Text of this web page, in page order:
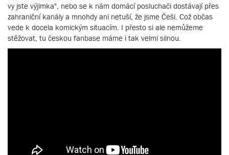
vy jste výjimka", nebo se k nám domácí posluchači dostávají přes
zahraniční kanály a mnohdy ani netuší, že jsme Češi. Což občas
vede k docela komickým situacím. I přesto si ale nemůžeme
stěžovat, tu českou fanbase máme i tak velmi silnou.